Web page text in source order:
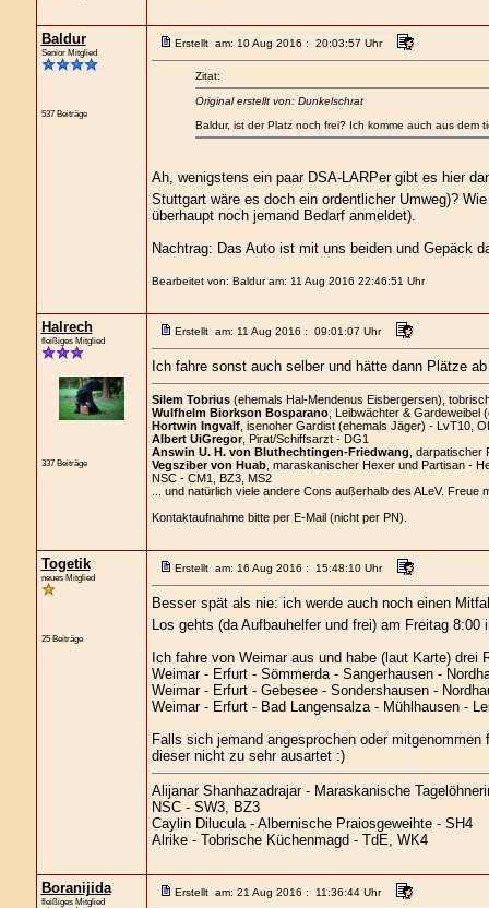
Baldur
Senior Mitglied
537 Beiträge
Erstellt am: 10 Aug 2016 : 20:03:57 Uhr
Zitat:
Original erstellt von: Dunkelschrat
Baldur, ist der Platz noch frei? Ich komme auch aus dem
Ah, wenigstens ein paar DSA-LARPer gibt es hier
Stuttgart wäre es doch ein ordentlicher Umweg)?
überhaupt noch jemand Bedarf anmeldet).
Nachtrag: Das Auto ist mit uns beiden und Gepäck
Bearbeitet von: Baldur am: 11 Aug 2016 22:46:51 Uhr
Halrech
fleißiges Mitglied
337 Beiträge
Erstellt am: 11 Aug 2016 : 09:01:07 Uhr
Ich fahre sonst auch selber und hätte dann Plätze
Silem Tobrius(ehemals Hal-Mendenus Eisbergersen),
Wulfhelm Biorkson Bosparano, Leibwächter & Gardeweibel
Hortwin Ingvalf, isenoher Gardist (ehemals Jäger) - LvT10,
Albert UiGregor, Pirat/Schiffsarzt - DG1
Answin U. H. von Bluthechtingen-Friedwang , darpatischer
Vegsziber von Huab, maraskanischer Hexer und Partisan -
NSC - CM1, BZ3, MS2
... und natürlich viele andere Cons außerhalb des ALeV.
Kontaktaufnahme bitte per E-Mail (nicht per PN).
Togetik
neues Mitglied
25 Beiträge
Erstellt am: 16 Aug 2016 : 15:48:10 Uhr
Besser spät als nie: ich werde auch noch einen
Los gehts (da Aufbauhelfer und frei) am Freitag 8:00
Ich fahre von Weimar aus und habe (laut Karte) drei
Weimar - Erfurt - Sömmerda - Sangerhausen -
Weimar - Erfurt - Gebesee - Sondershausen -
Weimar - Erfurt - Bad Langensalza - Mühlhausen -
Falls sich jemand angesprochen oder
dieser nicht zu sehr ausartet :)
Alijanar Shanhazadrajar - Maraskanische
NSC - SW3, BZ3
Caylin Dilucula - Albernische Praiosgeweihte - SH4
Alrike - Tobrische Küchenmagd - TdE, WK4
Boranijida
fleißiges Mitglied
Erstellt am: 21 Aug 2016 : 11:36:44 Uhr